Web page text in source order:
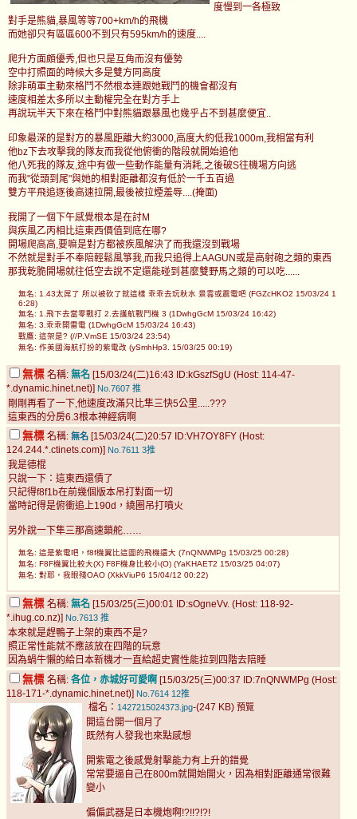
度慢到一各極致
對手是熊貓,暴風等等700+km/h的飛機
而她卻只有區區600不到只有595km/h的速度....
爬升方面頗優秀,但也只是互角而沒有優勢
空中打照面的時候大多是雙方同高度
除非萌軍主動來格鬥不然根本連跟她戰鬥的機會都沒有
速度相差太多所以主動權完全在對方手上
再說玩半天下來在格鬥中對熊貓跟暴風也幾乎占不到甚麼便宜..
印象最深的是對方的暴風距離大約3000,高度大約低我1000m,我相當有利
他bz下去攻擊我的隊友而我從他俯衝的階段就開始追他
他八死我的隊友,途中有做一些動作能量有消耗,之後破S往機場方向逃
而我"從頭到尾"與她的相對距離都沒有低於一千五百過
雙方平飛追逐後高速拉開,最後被拉煙羞辱....(掩面)
我開了一個下午感覺根本是在討M
與疾風乙丙相比這東西價值到底在哪?
開場爬高高,要嘛是對方都被疾風解決了而我還沒到戰場
不然就是對手不奉陪輕鬆風箏我,而我只追得上AAGUN或是高射砲之類的東西
那我乾脆開場就往低空去說不定還能碰到甚麼雙野馬之類的可以吃......
無名: 1.43太屌了 所以被砍了就這樣 乖乖去玩秋水 景雲或震電吧 (FGZcHKO2 15/03/24 1
6:28)
無名: 1.飛下去當零戰打 2.去護航戰鬥機 3 (1DwhgGcM 15/03/24 16:42)
無名: 3.乖乖開雷電 (1DwhgGcM 15/03/24 16:43)
戰鷹: 這架是? (//P.VmSE 15/03/24 23:54)
無名: 作美國海航打扮的紫電改 (ySmhHp3. 15/03/25 00:19)
無標 名稱: 無名 [15/03/24(二)16:43 ID:kGszfSgU (Host: 114-47-
*.dynamic.hinet.net)] No.7607 推
剛剛再看了一下,他速度改滿只比隼三快5公里.....???
這東西的分房6.3根本神經病啊
無標 名稱: 無名 [15/03/24(二)20:57 ID:VH7OY8FY (Host:
124.244.*.ctinets.com)] No.7611 3推
我是德棍
只說一下：這東西還債了
只記得f8f1b在前幾個版本吊打對面一切
當時記得是俯衝追上190d，繞圈吊打噴火
另外說一下隼三那高速鎖舵……
無名: 這是紫電吧，f8f機翼比這圖的飛機還大 (7nQNWMPg 15/03/25 00:28)
無名: F8F機翼比較大(X) F8F機身比較小(O) (YaKHAET2 15/03/25 04:07)
無名: 對耶，我眼殘OAO (XkkViuP6 15/04/12 00:22)
無標 名稱: 無名 [15/03/25(三)00:01 ID:sOgneVv. (Host: 118-92-
*.ihug.co.nz)] No.7613 推
本來就是趕鴨子上架的東西不是?
照正常性能就不應該放在四階的玩意
因為蝸牛懶的給日本新機才一直給超史實性能拉到四階去陪睡
無標 名稱: 各位，赤城好可愛啊 [15/03/25(三)00:37 ID:7nQNWMPg (Host:
118-171-*.dynamic.hinet.net)] No.7614 12推
檔名： 1427215024373.jpg-(247 KB) 預覽
開這台開一個月了
既然有人發我也來點感想
開紫電之後感覺射擊能力有上升的錯覺
常常要逼自己在800m就開始開火，因為相對距離通常很難
變小
偏偏武器是日本機炮啊!?!!?!?!